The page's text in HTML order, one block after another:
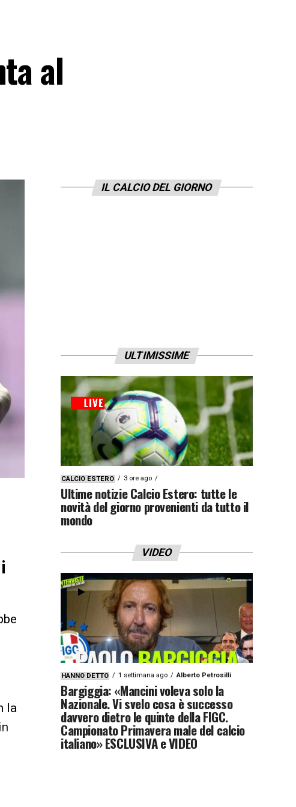
al
la
IL CALCIO DEL GIORNO
ULTIMISSIME
CALCIO ESTERO 3 ore ago
Ultime notizie Calcio Estero: tutte le
novità del giorno provenienti da tutto il
mondo
VIDEO
HANNO DETTO 1 settimana ago Alberto Petrosilli
Bargiggia: «Mancini voleva solo la
Nazionale. Vi svelo cosa è successo
davvero dietro le quinte della FIGC.
Campionato Primavera male del calcio
italiano» ESCLUSIVA e VIDEO